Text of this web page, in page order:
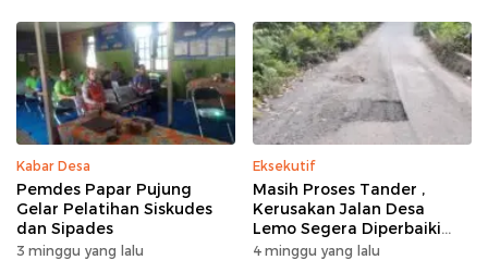
Kabar Desa
Pemdes Papar Pujung
Gelar Pelatihan Siskudes
dan Sipades
3 minggu yang lalu
Eksekutif
Masih Proses Tander ,
Kerusakan Jalan Desa
Lemo Segera Diperbaiki
Tahun Ini
4 minggu yang lalu